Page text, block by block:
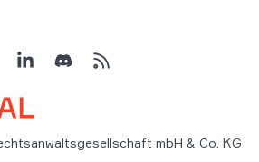
mbH & Co. KG